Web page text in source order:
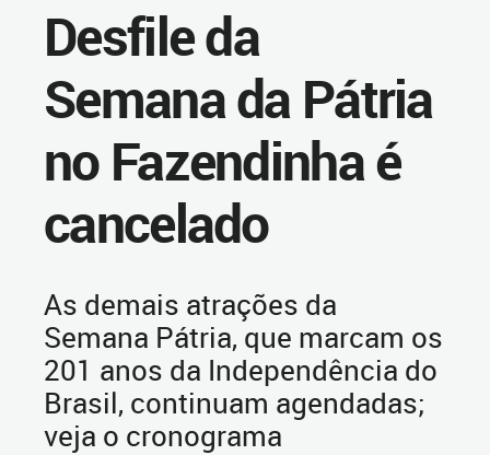
Desfile da
Semana da Pátria
no Fazendinha é
cancelado
As demais atrações da
Semana Pátria, que marcam os
201 anos da Independência do
Brasil, continuam agendadas;
veja o cronograma